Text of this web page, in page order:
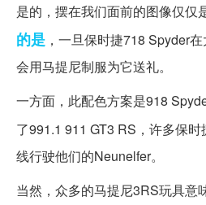
是的，摆在我们面前的图像仅仅
的是 ，一旦保时捷718 Spyder
会用马提尼制服为它送礼。
一方面，此配色方案是918
了991.1 911 GT3 RS，许多保
线行驶他们的Neunelfer。
当然，众多的马提尼3RS玩具意